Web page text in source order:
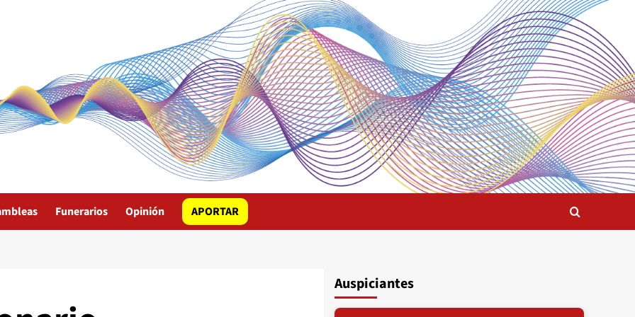
Funerarios Opinión APORTAR
Auspiciantes